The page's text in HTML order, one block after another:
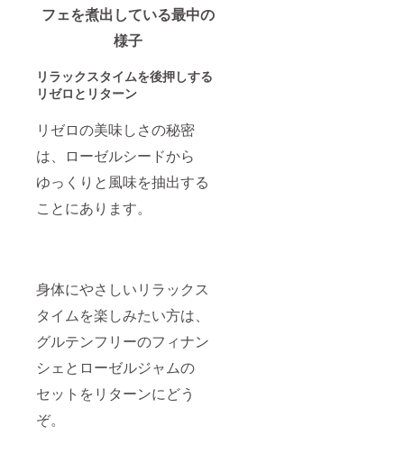
フェを煮出している最中の
様子
リラックスタイムを後押しする
リゼロとリターン
リゼロの美味しさの秘密
は、ローゼルシードから
ゆっくりと風味を抽出する
ことにあります。
身体にやさしいリラックス
タイムを楽しみたい方は、
グルテンフリーのフィナン
シェとローゼルジャムの
セットをリターンにどう
ぞ。